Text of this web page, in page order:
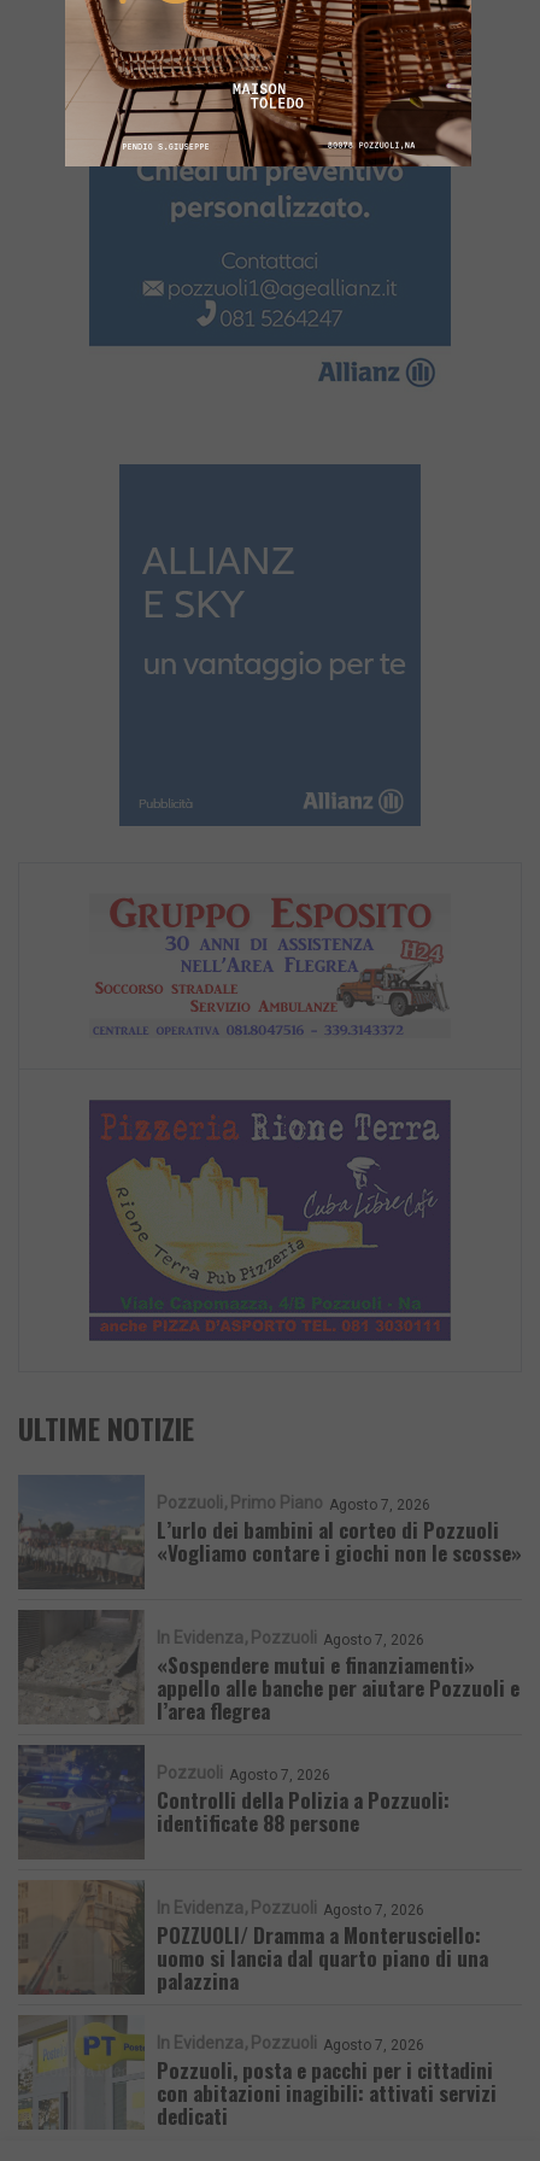
ULTIME NOTIZIE
Pozzuoli Primo Piano Agosto 7, 2026
L’urlo dei bambini al corteo di Pozzuoli
«Vogliamo contare i giochi non le scosse»
In Evidenza Pozzuoli Agosto 7, 2026
«Sospendere mutui e finanziamenti»
appello alle banche per aiutare Pozzuoli e
l’area flegrea
Pozzuoli Agosto 7, 2026
Controlli della Polizia a Pozzuoli:
identificate 88 persone
In Evidenza Pozzuoli Agosto 7, 2026
POZZUOLI/ Dramma a Monterusciello:
uomo si lancia dal quarto piano di una
palazzina
In Evidenza Pozzuoli Agosto 7, 2026
Pozzuoli, posta e pacchi per i cittadini
con abitazioni inagibili: attivati servizi
dedicati